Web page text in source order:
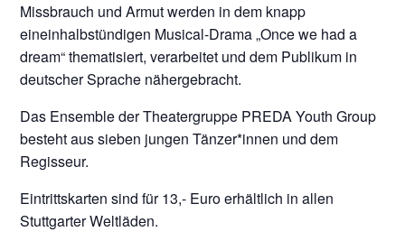
Missbrauch und Armut werden in dem knapp
eineinhalbstündigen Musical-Drama „Once we had a
dream“ thematisiert, verarbeitet und dem Publikum in
deutscher Sprache nähergebracht.
Das Ensemble der Theatergruppe PREDA Youth Group
besteht aus sieben jungen Tänzer*innen und dem
Regisseur.
Eintrittskarten sind für 13,- Euro erhältlich in allen
Stuttgarter Weltläden.